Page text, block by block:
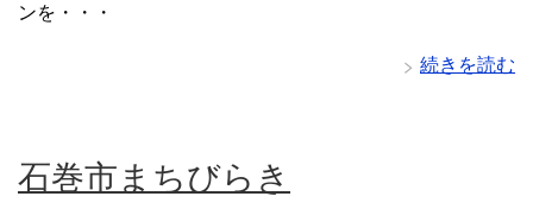
ンを・・・
続きを読む
石巻市まちびらき